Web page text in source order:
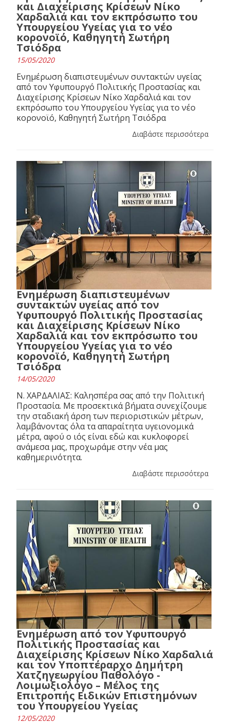
και Διαχείρισης Κρίσεων Νίκο
Χαρδαλιά και τον εκπρόσωπο του
Υπουργείου Υγείας για το νέο
κορονοϊό, Καθηγητή Σωτήρη
Τσιόδρα
15/05/2020
Ενημέρωση διαπιστευμένων συντακτών υγείας
από τον Υφυπουργό Πολιτικής Προστασίας και
Διαχείρισης Κρίσεων Νίκο Χαρδαλιά και τον
εκπρόσωπο του Υπουργείου Υγείας για το νέο
κορονοϊό, Καθηγητή Σωτήρη Τσιόδρα
Διαβάστε περισσότερα
Ενημέρωση διαπιστευμένων
συντακτών υγείας από τον
Υφυπουργό Πολιτικής Προστασίας
και Διαχείρισης Κρίσεων Νίκο
Χαρδαλιά και τον εκπρόσωπο του
Υπουργείου Υγείας για το νέο
κορονοϊό, Καθηγητή Σωτήρη
Τσιόδρα
14/05/2020
Ν. ΧΑΡΔΑΛΙΑΣ: Καλησπέρα σας από την Πολιτική
Προστασία. Με προσεκτικά βήματα συνεχίζουμε
την σταδιακή άρση των περιοριστικών μέτρων,
λαμβάνοντας όλα τα απαραίτητα υγειονομικά
μέτρα, αφού ο ιός είναι εδώ και κυκλοφορεί
ανάμεσα μας, προχωράμε στην νέα μας
καθημερινότητα.
Διαβάστε περισσότερα
Ενημέρωση από τον Υφυπουργό
Πολιτικής Προστασίας και
Διαχείρισης Κρίσεων Νίκο Χαρδαλιά
και τον Υποπτέραρχο Δημήτρη
Χατζηγεωργίου Παθολόγο -
Λοιμωξιολόγο – Μέλος της
Επιτροπής Ειδικών Επιστημόνων
του Υπουργείου Υγείας
12/05/2020